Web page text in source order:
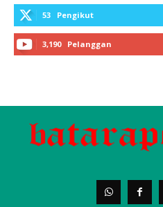
53 Pengikut
3,190 Pelanggan